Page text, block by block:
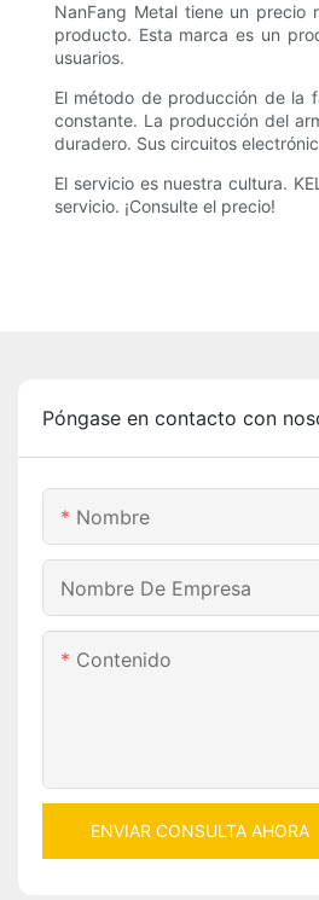
NanFang Metal tiene un precio
producto. Esta marca es un
usuarios.
El método de producción de la
constante. La producción del
duradero. Sus circuitos
El servicio es nuestra cultura.
servicio. ¡Consulte el precio!
Póngase en contacto con
Nombre
Nombre De Empresa
Contenido
ENVIAR CONSULTA AHORA